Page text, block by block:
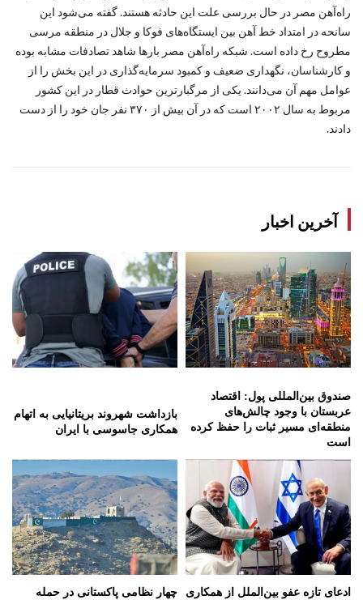
راه‌آهن مصر در حال بررسی علت این حادثه هستند. گفته می‌شود این
سانحه در امتداد خط آهن بین ایستگاه‌های فوکا و جلال در منطقه مرسی
مطروح رخ داده است. شبکه راه‌آهن مصر بارها شاهد تصادفات مشابه بوده
و کارشناسان، نگهداری ضعیف و کمبود سرمایه‌گذاری در این بخش را از
عوامل مهم آن می‌دانند. یکی از مرگبارترین حوادث قطار در این کشور
مربوط به سال ۲۰۰۲ است که در آن بیش از ۳۷۰ نفر جان خود را از دست
دادند.
آخرین اخبار
صندوق بین‌المللی پول: اقتصاد
عربستان با وجود چالش‌های
منطقه‌ای مسیر ثبات را حفظ کرده
است
بازداشت شهروند بریتانیایی به اتهام
همکاری جاسوسی با ایران
ادعای تازه عفو بین‌الملل از همکاری
چهار نظامی پاکستانی در حمله